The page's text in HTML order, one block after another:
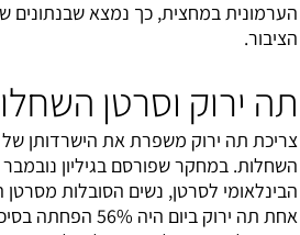
הערמונית במחצית, כך נמצא שבנתונים
הציבור.
תה ירוק וסרטן
צריכת תה ירוק משפרת את הישרדותן
הבינלאומי לסרטן, נשים הסובלות
אחת תה ירוק ביום